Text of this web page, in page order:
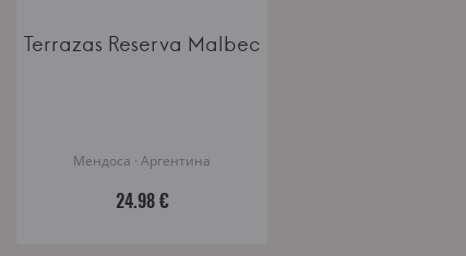
Terrazas Reserva Malbec
Мендоса · Аргентина
24.98 €